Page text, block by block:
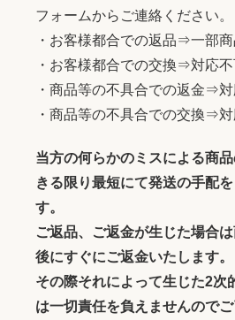
フォームからご連絡ください。
・お客様都合での返品⇒一部
・お客様都合での交換⇒対応
・商品等の不具合での返金⇒
・商品等の不具合での交換⇒
当方の何らかのミスによる商
きる限り最短にて発送の手配
す。
ご返品、ご返金が生じた場合
後にすぐにご返金いたします。
その際それによって生じた2次
は一切責任を負えませんので